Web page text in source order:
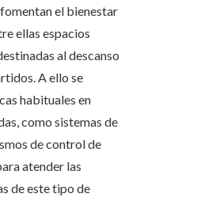
el bienestar
ellas espacios
al descanso
A ello se
habituales en
como sistemas de
de control de
atender las
de este tipo de